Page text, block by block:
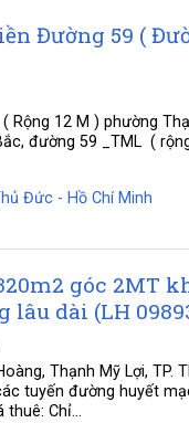
Đường 59 (
Rộng 12 M ) phường
đường 59 _TML (
Đức - Hồ Chí Minh
góc 2MT
dài (LH
Thạnh Mỹ Lợi, TP.
tuyến đường huyết
Chỉ...